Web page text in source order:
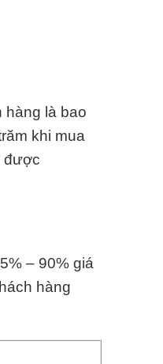
hàng là bao
khi mua
được
– 90% giá
hàng